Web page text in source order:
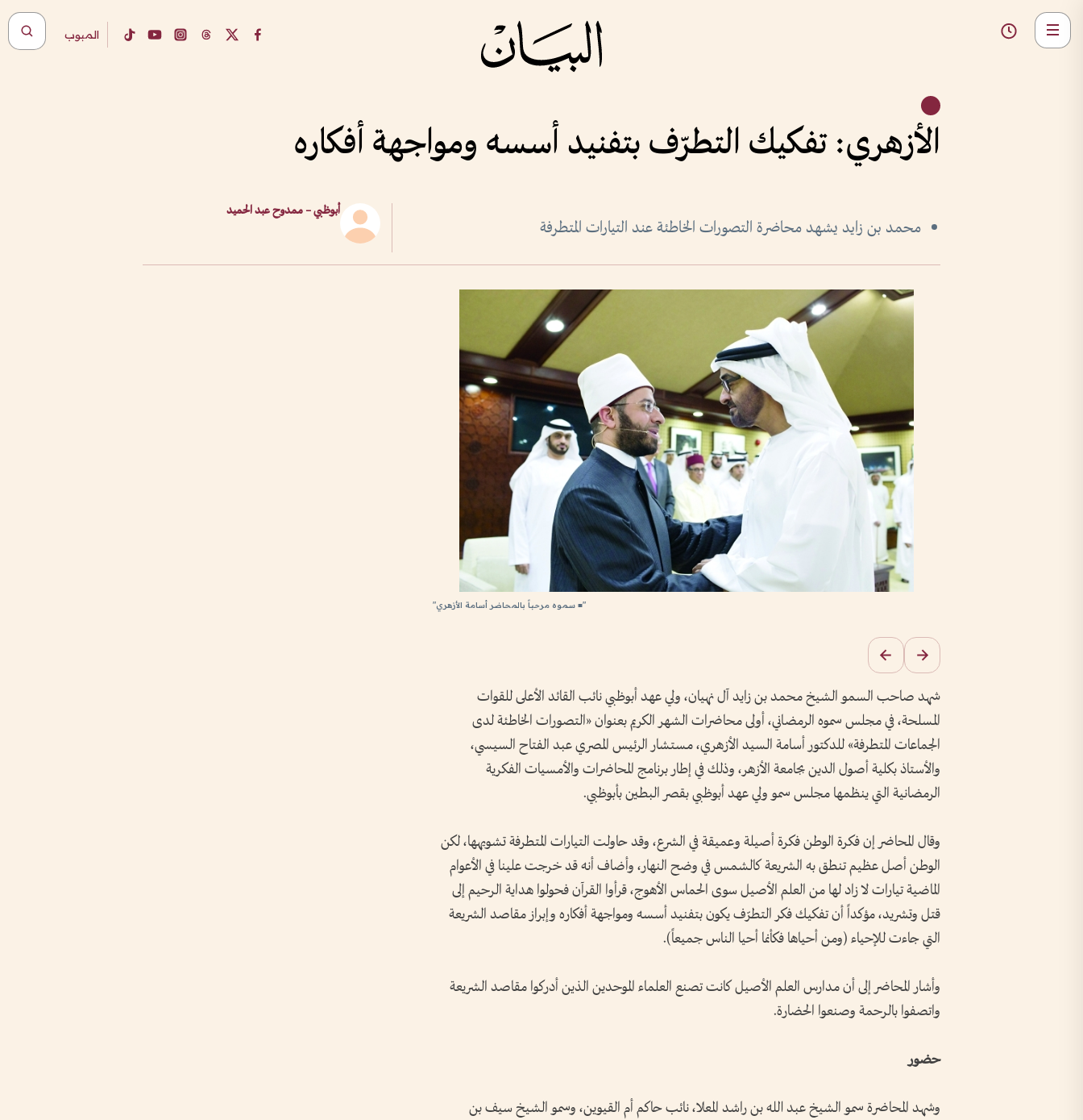
المبوب
الأزهري: تفكيك التطرّف بتفنيد أسسه ومواجهة أفكاره
محمد بن زايد يشهد محاضرة التصورات الخاطئة عند التيارات المتطرفة
أبوظبي – ممدوح عبد الحميد
"■ سموه مرحباً بالمحاضر أسامة الأزهري"
شهد صاحب السمو الشيخ محمد بن زايد آل نهيان، ولي عهد أبوظبي نائب القائد الأعلى للقوات
المسلحة، في مجلس سموه الرمضاني، أولى محاضرات الشهر الكريم بعنوان «التصورات الخاطئة لدى
الجماعات المتطرفة» للدكتور أسامة السيد الأزهري، مستشار الرئيس المصري عبد الفتاح السيسي،
والأستاذ بكلية أصول الدين بجامعة الأزهر، وذلك في إطار برنامج المحاضرات والأمسيات الفكرية
الرمضانية التي ينظمها مجلس سمو ولي عهد أبوظبي بقصر البطين بأبوظبي.
وقال المحاضر إن فكرة الوطن فكرة أصيلة وعميقة في الشرع، وقد حاولت التيارات المتطرفة تشويهها، لكن
الوطن أصل عظيم تنطق به الشريعة كالشمس في وضح النهار، وأضاف أنه قد خرجت علينا في الأعوام
الماضية تيارات لا زاد لها من العلم الأصيل سوى الحماس الأهوج، قرأوا القرآن فحولوا هداية الرحيم إلى
قتل وتشريد، مؤكداً أن تفكيك فكر التطرّف يكون بتفنيد أسسه ومواجهة أفكاره وإبراز مقاصد الشريعة
التي جاءت للإحياء (ومن أحياها فكأنما أحيا الناس جميعاً).
وأشار المحاضر إلى أن مدارس العلم الأصيل كانت تصنع العلماء الموحدين الذين أدركوا مقاصد الشريعة
واتصفوا بالرحمة وصنعوا الحضارة.
حضور
وشهد المحاضرة سمو الشيخ عبد الله بن راشد المعلا، نائب حاكم أم القيوين، وسمو الشيخ سيف بن